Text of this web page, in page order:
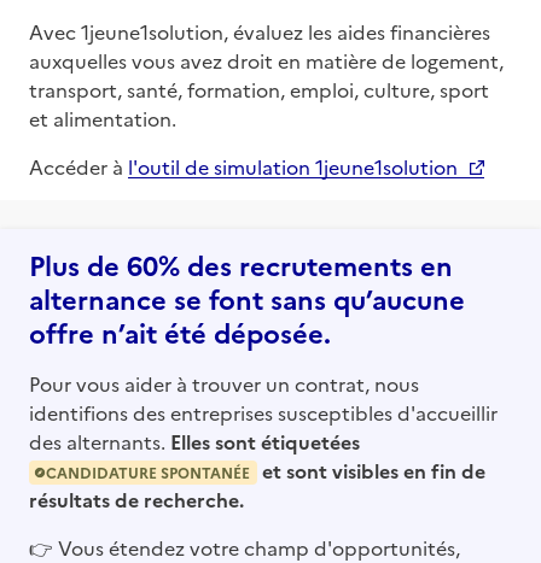
Avec 1jeune1solution, évaluez les aides financières
auxquelles vous avez droit en matière de logement,
transport, santé, formation, emploi, culture, sport
et alimentation.
Accéder à l'outil de simulation 1jeune1solution
Plus de 60% des recrutements en
alternance se font sans qu’aucune
offre n’ait été déposée.
Pour vous aider à trouver un contrat, nous
identifions des entreprises susceptibles d'accueillir
des alternants. Elles sont étiquetées
CANDIDATURE SPONTANÉE
et sont visibles en fin de
résultats de recherche.
👉 Vous étendez votre champ d'opportunités,